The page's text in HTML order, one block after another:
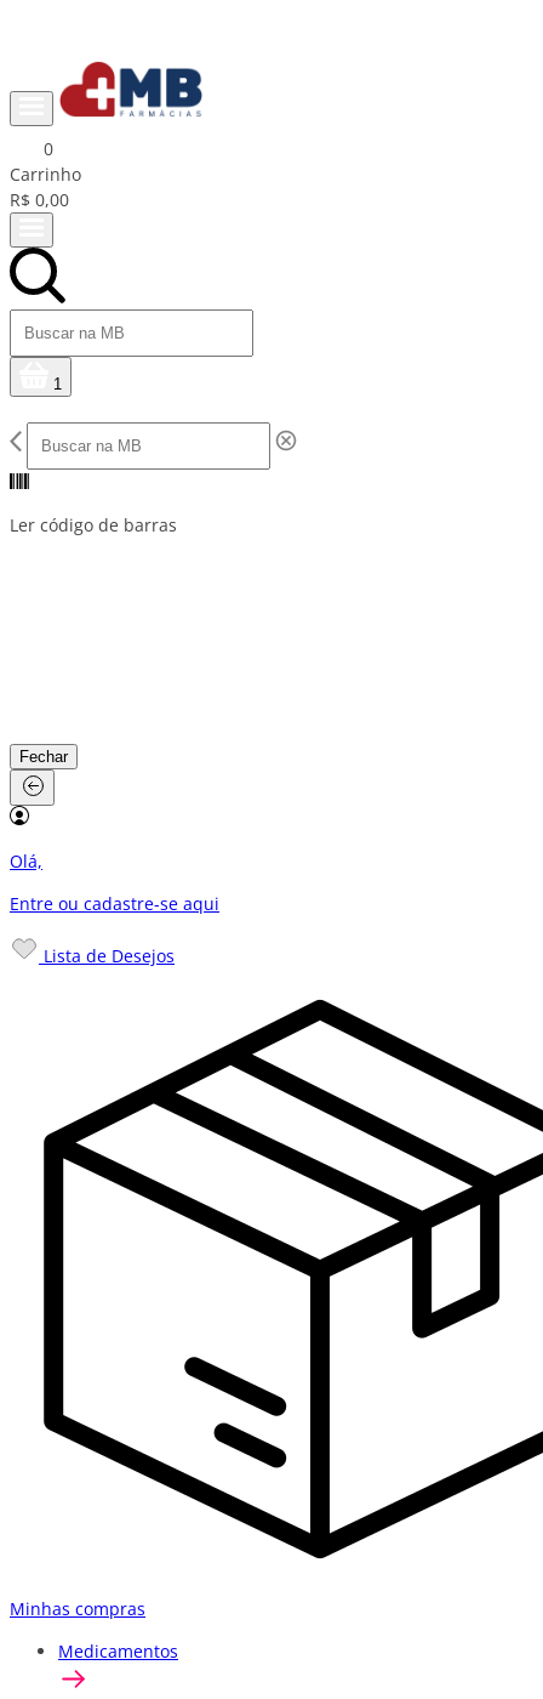
0
Carrinho
R$ 0,00
1
Ler código de barras
Fechar
Olá,
Entre ou cadastre-se aqui
Lista de Desejos
Minhas compras
Medicamentos